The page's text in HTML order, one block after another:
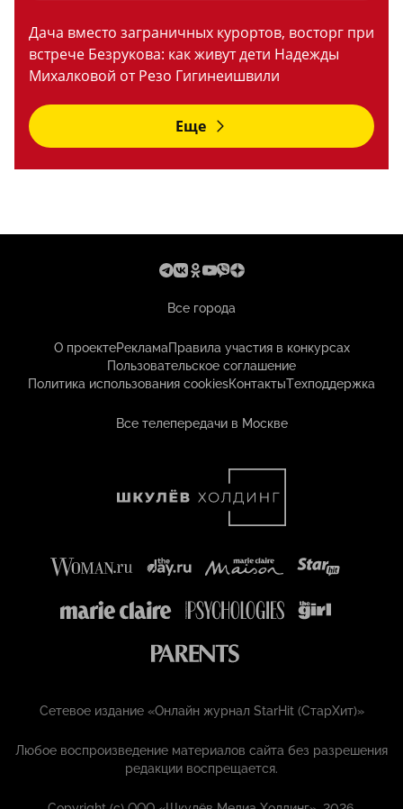
Дача вместо заграничных курортов, восторг при
встрече Безрукова: как живут дети Надежды
Михалковой от Резо Гигинеишвили
Еще
Все города
О проектеРекламаПравила участия в конкурсах
Пользовательское соглашение
Политика использования cookiesКонтактыТехподдержка
Все телепередачи в Москве
Сетевое издание «Онлайн журнал StarHit (СтарХит)»
Любое воспроизведение материалов сайта без разрешения
редакции воспрещается.